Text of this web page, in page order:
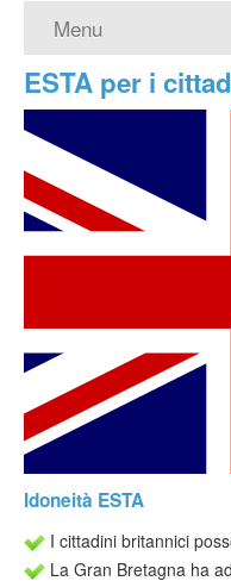
Menu
Home
Che cos'è l'ESTA?
Viaggio senza Visto
Contatto
ESTA per i
Idoneità ESTA
I cittadini britannici
La Gran Bretagna ha